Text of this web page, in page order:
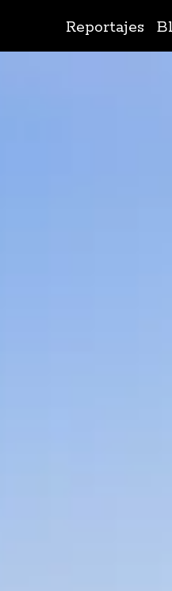
Ir
al
Reportajes